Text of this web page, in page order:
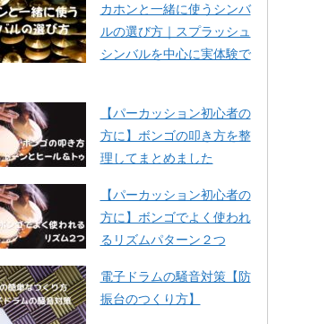
カホンと一緒に使うシンバ
ルの選び方｜スプラッシュ
シンバルを中心に実体験で
【パーカッション初心者の
方に】ボンゴの叩き方を整
理してまとめました
【パーカッション初心者の
方に】ボンゴでよく使われ
るリズムパターン２つ
電子ドラムの騒音対策【防
振台のつくり方】